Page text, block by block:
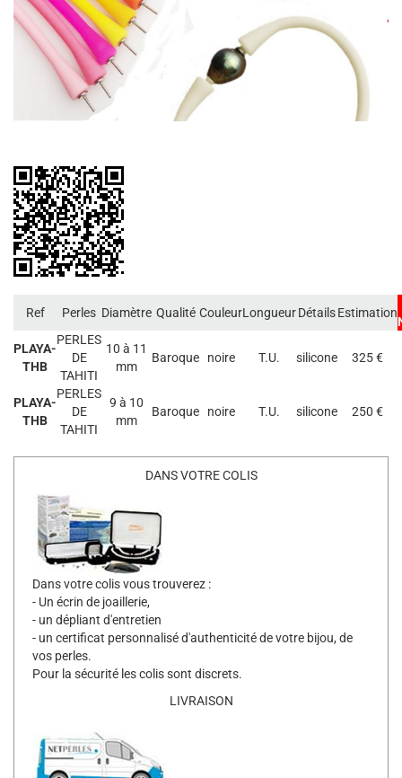
Ref Perles Diamètre Qualité CouleurLongueurDétailsEstimation
PLAYA-
THB
PERLES
DE
TAHITI
10 à 11
mm
Baroque noire T.U. silicone 325 €
PLAYA-
THB
PERLES
DE
TAHITI
9 à 10
mm
Baroque noire T.U. silicone 250 €
DANS VOTRE COLIS
Dans votre colis vous trouverez :
- Un écrin de joaillerie,
- un dépliant d'entretien
- un certificat personnalisé d'authenticité de votre bijou, de
vos perles.
Pour la sécurité les colis sont discrets.
LIVRAISON